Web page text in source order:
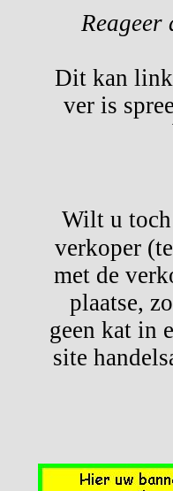
Reageer
Dit kan link
ver is
Wilt u
verkoper
met de
plaatse,
geen kat in
site